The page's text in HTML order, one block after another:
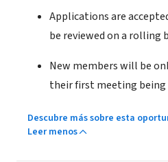
Applications are
be reviewed on a rolling
New members will be
their first meeting being
Descubre más sobre esta
Leer menos